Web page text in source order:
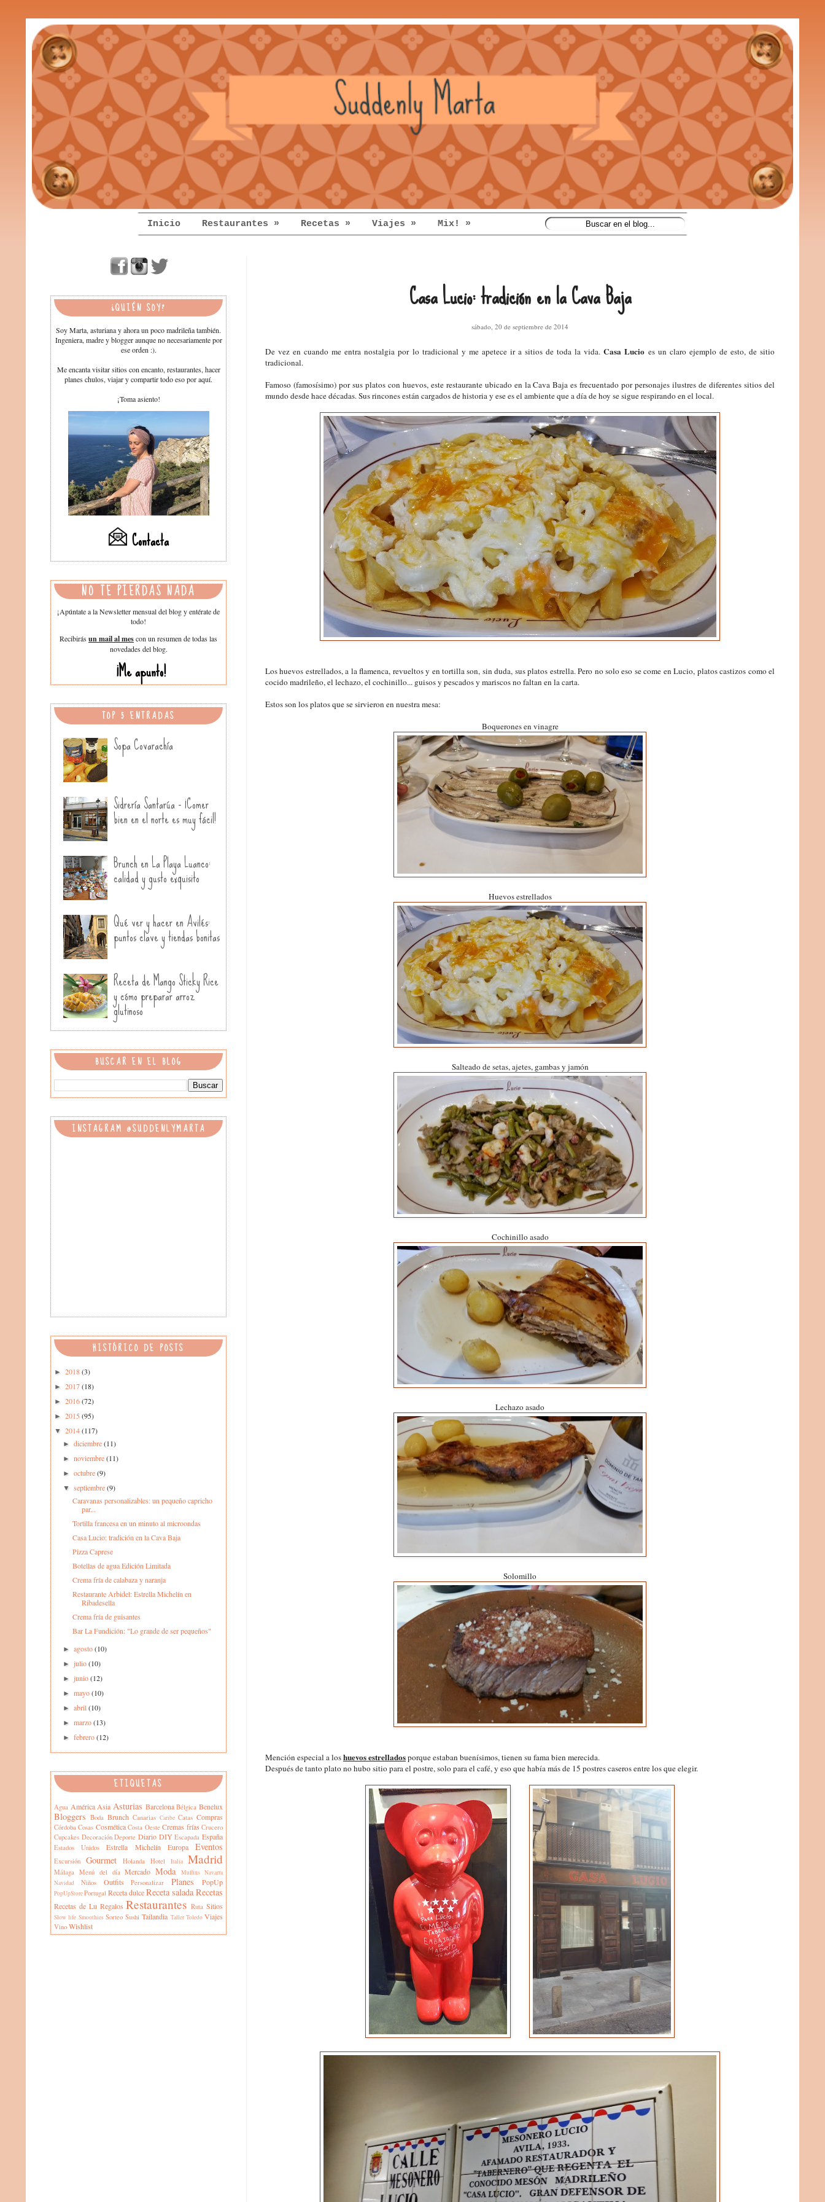
Inicio Restaurantes » Recetas » Viajes » Mix! »
Casa Lucio: tradición en la Cava Baja
sábado, 20 de septiembre de 2014
De vez en cuando me entra nostalgia por lo tradicional y me apetece ir a sitios de toda la vida.Casa Lucio es un claro ejemplo de esto, de sitio
tradicional.
Famoso (famosísimo) por sus platos con huevos, este restaurante ubicado en la Cava Baja es frecuentado por personajes ilustres de diferentes sitios del
mundo desde hace décadas. Sus rincones están cargados de historia y ese es el ambiente que a día de hoy se sigue respirando en el local.
Los huevos estrellados, a la flamenca, revueltos y en tortilla son, sin duda, sus platos estrella. Pero no solo eso se come en Lucio, platos castizos como el
cocido madrileño, el lechazo, el cochinillo... guisos y pescados y mariscos no faltan en la carta.
Estos son los platos que se sirvieron en nuestra mesa:
Boquerones en vinagre
Huevos estrellados
Salteado de setas, ajetes, gambas y jamón
Cochinillo asado
Lechazo asado
Solomillo
Mención especial a loshuevos estrelladosporque estaban buenísimos, tienen su fama bien merecida.
Después de tanto plato no hubo sitio para el postre, solo para el café, y eso que había más de 15 postres caseros entre los que elegir.
¿QUIÉN SOY?
Soy Marta, asturiana y ahora un poco madrileña también.
Ingeniera, madre y blogger aunque no necesariamente por
ese orden :).
Me encanta visitar sitios con encanto, restaurantes, hacer
planes chulos, viajar y compartir todo eso por aquí.
¡Toma asiento!
Contacta
NO TE PIERDAS NADA
¡Apúntate a la Newsletter mensual del blog y entérate de
todo!
Recibirásun mail al mescon un resumen de todas las
novedades del blog.
¡Me apunto!
TOP 5 ENTRADAS
Sopa Covarachía
Sidrería Santarúa - ¡Comer
bien en el norte es muy fácil!
Brunch en La Playa Luanco:
calidad y gusto exquisito
Qué ver y hacer en Avilés:
puntos clave y tiendas bonitas
Receta de Mango Sticky Rice
y cómo preparar arroz
glutinoso
BUSCAR EN EL BLOG
INSTAGRAM @SUDDENLYMARTA
HISTÓRICO DE POSTS
► 2018(3)
► 2017(18)
► 2016(72)
► 2015 (95)
▼ 2014(117)
►diciembre(11)
►noviembre(11)
►octubre(9)
▼septiembre(9)
Caravanas personalizables: un pequeño capricho
par...
Tortilla francesa en un minuto al microondas
Casa Lucio: tradición en la Cava Baja
Pizza Caprese
Botellas de agua Edición Limitada
Crema fría de calabaza y naranja
Restaurante Arbidel: Estrella Michelín en
Ribadesella
Crema fría de guisantes
Bar La Fundición: "Lo grande de ser pequeños"
►agosto(10)
►julio(10)
►junio(12)
►mayo(10)
►abril(10)
►marzo(13)
►febrero(12)
ETIQUETAS
Agua América Asia Asturias Barcelona Bélgica Benelux
Bloggers Boda Brunch Canarias Caribe Catas Compras
Córdoba Cosas Cosmética Costa Oeste Cremas frías Crucero
Cupcakes Decoración Deporte Diario DIY Escapada España
Estados Unidos Estrella Michelín Europa Eventos
Excursión Gourmet Holanda Hotel Italia Madrid
Málaga Menú del día Mercado Moda Muffins Navarra
Navidad
Niños Outfits Personalizar Planes PopUp
PopUpStorePortugal Receta dulceReceta salada Recetas
Recetas de Lu Regalos Restaurantes Ruta Sitios
Slow life Smoothies Sorteo Sushi Tailandia Taller Toledo Viajes
Vino Wishlist